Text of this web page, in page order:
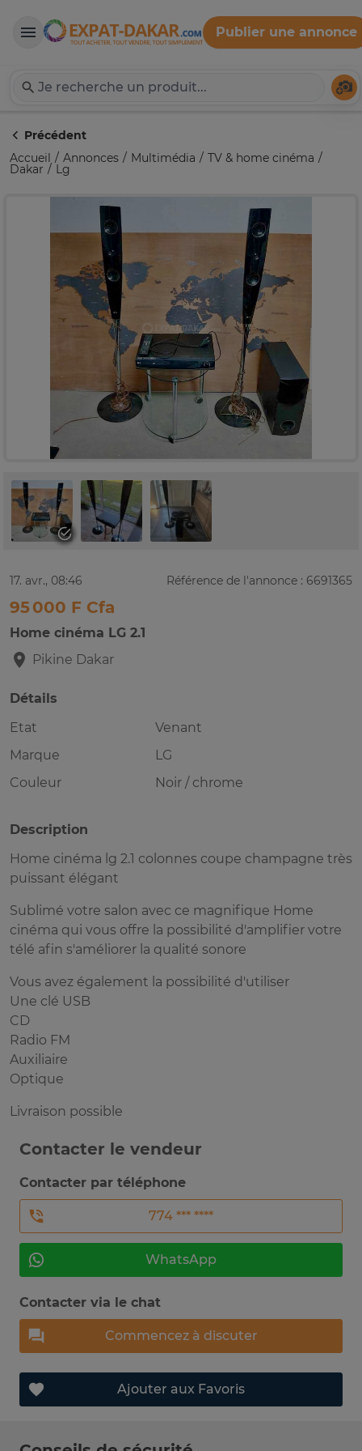
Expat-Dakar
Publier une annonce
Précédent
Accueil
Annonces Multimédia TV & home cinéma
Dakar Lg
17. avr., 08:46 Référence de l'annonce : 6691365
95 000 F Cfa
Home cinéma LG 2.1
Pikine Dakar
Détails
Etat
Venant
Marque
LG
Couleur
Noir / chrome
Description
Home cinéma lg 2.1 colonnes coupe champagne très
puissant élégant
Sublimé votre salon avec ce magnifique Home
cinéma qui vous offre la possibilité d'amplifier votre
télé afin s'améliorer la qualité sonore
Vous avez également la possibilité d'utiliser
Une clé USB
CD
Radio FM
Auxiliaire
Optique
Livraison possible
Contacter le vendeur
Contacter par téléphone
774 *** ****
WhatsApp
Contacter via le chat
Commencez à discuter
Ajouter aux Favoris